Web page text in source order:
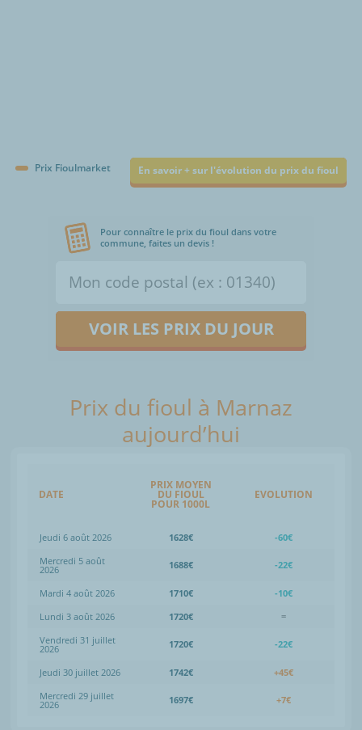
Prix Fioulmarket En savoir + sur l'évolution du prix du fioul
Pour connaître le prix du fioul dans votre
commune, faites un devis !
VOIR LES PRIX DU JOUR
Prix du fioul à Marnaz
aujourd’hui
DATE
PRIX MOYEN
DU FIOUL
POUR 1000L
EVOLUTION
Jeudi 6 août 2026 1628€
-60€
Mercredi 5 août
2026 1688€ -22€
Mardi 4 août 2026 1710€
-10€
Lundi 3 août 2026
1720€
=
Vendredi 31 juillet
2026 1720€ -22€
Jeudi 30 juillet 2026 1742€
+45€
Mercredi 29 juillet
2026 1697€ +7€